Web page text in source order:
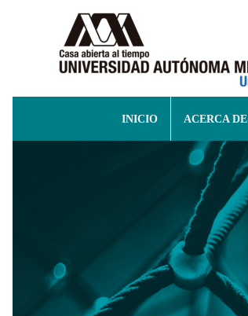
INICIO ACERCA DE